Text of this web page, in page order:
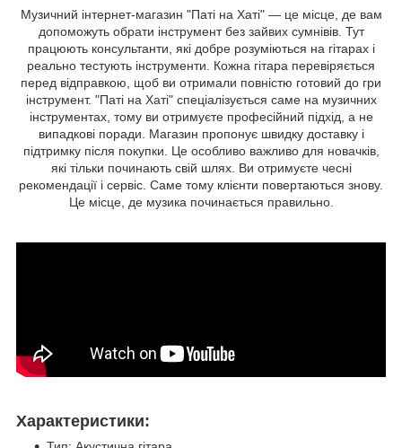
Музичний інтернет-магазин "Паті на Хаті" — це місце, де вам
допоможуть обрати інструмент без зайвих сумнівів. Тут
працюють консультанти, які добре розуміються на гітарах і
реально тестують інструменти. Кожна гітара перевіряється
перед відправкою, щоб ви отримали повністю готовий до гри
інструмент. "Паті на Хаті" спеціалізується саме на музичних
інструментах, тому ви отримуєте професійний підхід, а не
випадкові поради. Магазин пропонує швидку доставку і
підтримку після покупки. Це особливо важливо для новачків,
які тільки починають свій шлях. Ви отримуєте чесні
рекомендації і сервіс. Саме тому клієнти повертаються знову.
Це місце, де музика починається правильно.
Характеристики: